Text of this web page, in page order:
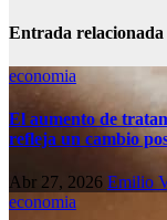
Entrada relacionada
economia
El aumento de
refleja un cambio
Abr 27, 2026 Emilio
economia